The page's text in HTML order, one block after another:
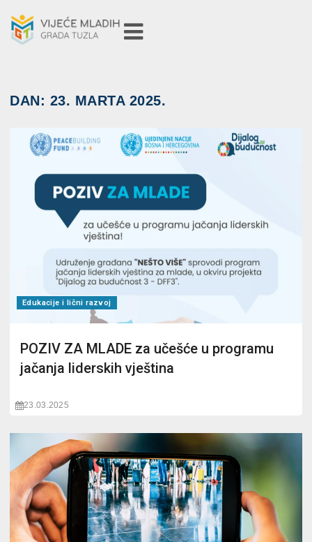
DAN: 23. MARTA 2025.
Edukacije i lični razvoj
POZIV ZA MLADE za učešće u programu
jačanja liderskih vještina
23.03.2025